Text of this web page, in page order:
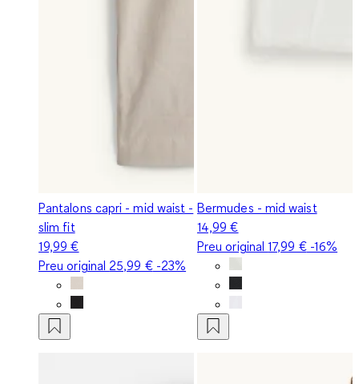
Pantalons capri - mid waist -
slim fit
19,99 €
Preu original 25,99 €-23%
Bermudes - mid waist
14,99 €
Preu original17,99 €-16%